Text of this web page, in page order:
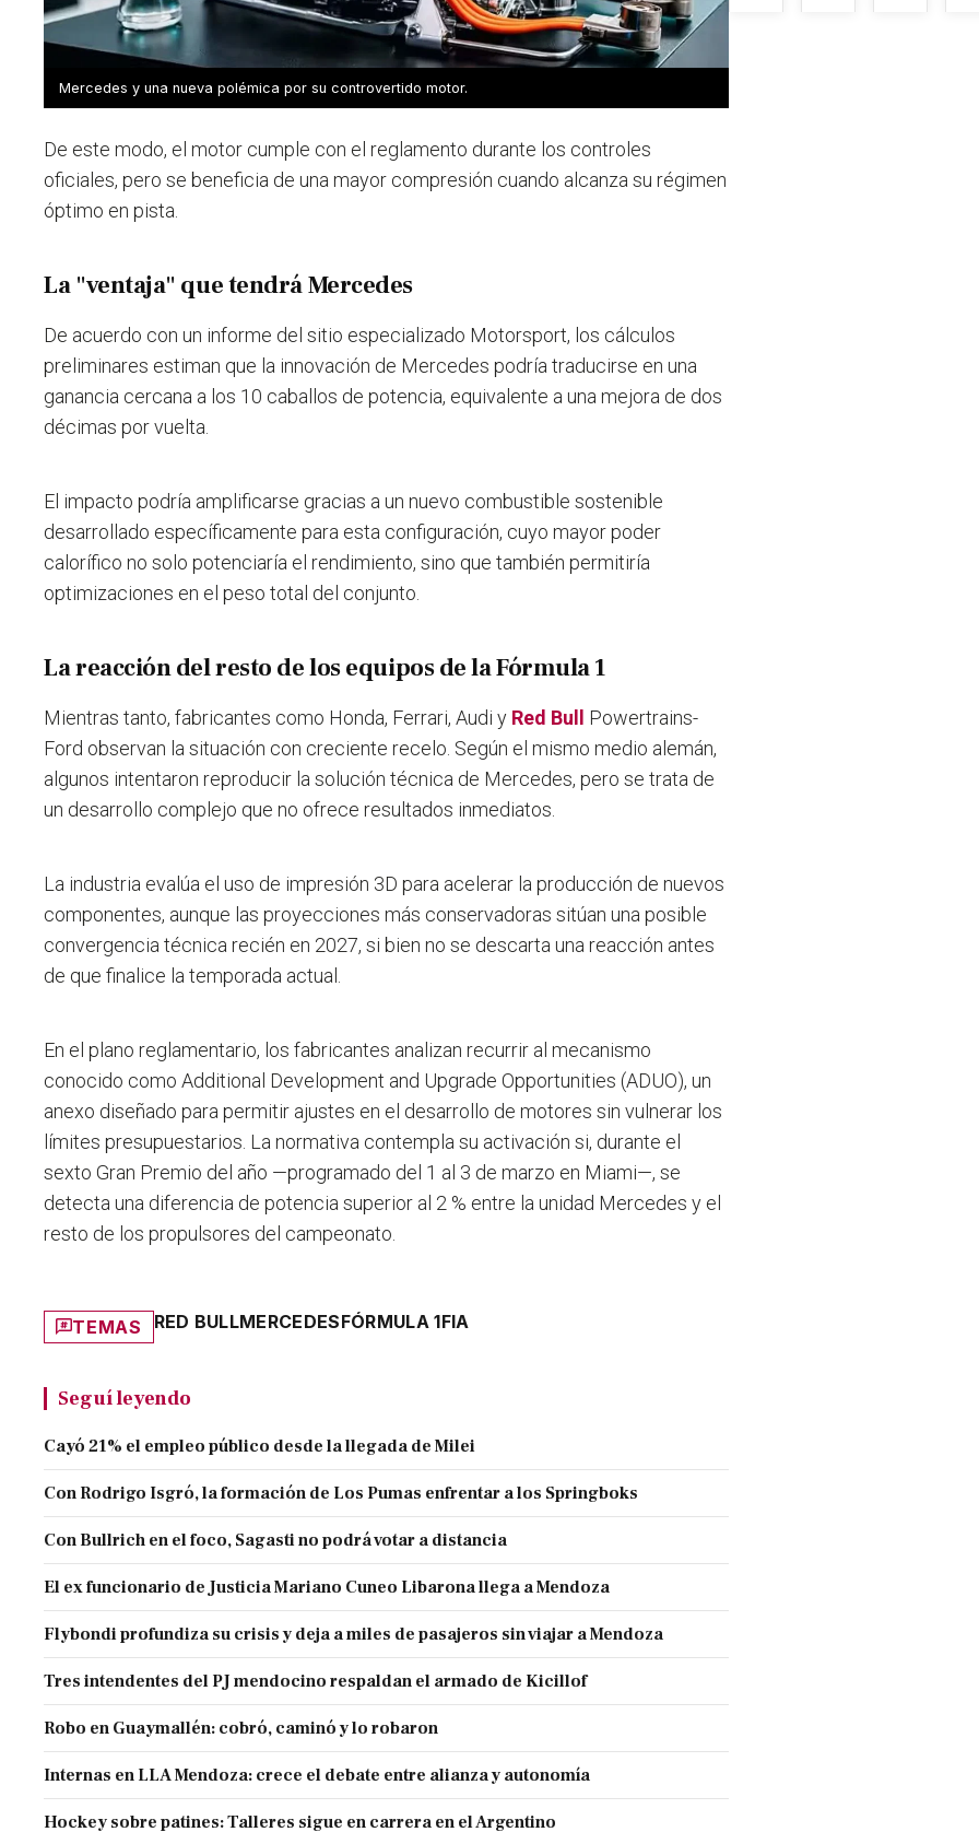
Mercedes y una nueva polémica por su controvertido motor.
De este modo, el motor cumple con el reglamento durante los controles
oficiales, pero se beneficia de una mayor compresión cuando alcanza su régimen
óptimo en pista.
La "ventaja" que tendrá Mercedes
De acuerdo con un informe del sitio especializado Motorsport, los cálculos
preliminares estiman que la innovación de Mercedes podría traducirse en una
ganancia cercana a los 10 caballos de potencia, equivalente a una mejora de dos
décimas por vuelta.
El impacto podría amplificarse gracias a un nuevo combustible sostenible
desarrollado específicamente para esta configuración, cuyo mayor poder
calorífico no solo potenciaría el rendimiento, sino que también permitiría
optimizaciones en el peso total del conjunto.
La reacción del resto de los equipos de la Fórmula 1
Mientras tanto, fabricantes como Honda, Ferrari, Audi y Red Bull Powertrains-
Ford observan la situación con creciente recelo. Según el mismo medio alemán,
algunos intentaron reproducir la solución técnica de Mercedes, pero se trata de
un desarrollo complejo que no ofrece resultados inmediatos.
La industria evalúa el uso de impresión 3D para acelerar la producción de nuevos
componentes, aunque las proyecciones más conservadoras sitúan una posible
convergencia técnica recién en 2027, si bien no se descarta una reacción antes
de que finalice la temporada actual.
En el plano reglamentario, los fabricantes analizan recurrir al mecanismo
conocido como Additional Development and Upgrade Opportunities (ADUO), un
anexo diseñado para permitir ajustes en el desarrollo de motores sin vulnerar los
límites presupuestarios. La normativa contempla su activación si, durante el
sexto Gran Premio del año —programado del 1 al 3 de marzo en Miami—, se
detecta una diferencia de potencia superior al 2 % entre la unidad Mercedes y el
resto de los propulsores del campeonato.
TEMAS RED BULLMERCEDESFÓRMULA 1FIA
Seguí leyendo
Cayó 21% el empleo público desde la llegada de Milei
Con Rodrigo Isgró, la formación de Los Pumas enfrentar a los Springboks
Con Bullrich en el foco, Sagasti no podrá votar a distancia
El ex funcionario de Justicia Mariano Cuneo Libarona llega a Mendoza
Flybondi profundiza su crisis y deja a miles de pasajeros sin viajar a Mendoza
Tres intendentes del PJ mendocino respaldan el armado de Kicillof
Robo en Guaymallén: cobró, caminó y lo robaron
Internas en LLA Mendoza: crece el debate entre alianza y autonomía
Hockey sobre patines: Talleres sigue en carrera en el Argentino